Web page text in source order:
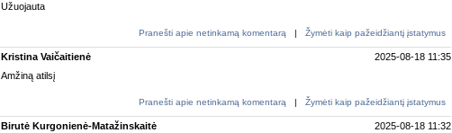
Užuojauta
Pranešti apie netinkamą komentarą | Žymėti kaip pažeidžiantį įstatymus
Kristina Vaičaitienė
2025-08-18 11:35
Amžiną atilsį
Pranešti apie netinkamą komentarą | Žymėti kaip pažeidžiantį įstatymus
Birutė Kurgonienė-Matažinskaitė
2025-08-18 11:32